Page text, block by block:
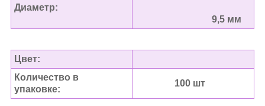
Диаметр:
9,5 мм
Цвет:
Количество в
упаковке:
100 шт